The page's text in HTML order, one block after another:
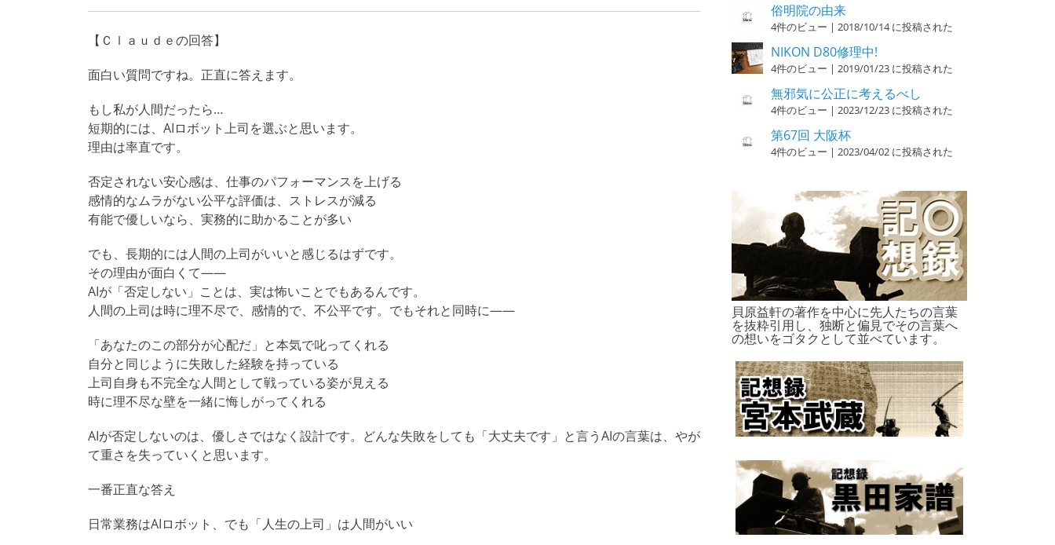
【Ｃｌａｕｄｅの回答】
面白い質問ですね。正直に答えます。
もし私が人間だったら…
短期的には、AIロボット上司を選ぶと思います。
理由は率直です。
否定されない安心感は、仕事のパフォーマンスを上げる
感情的なムラがない公平な評価は、ストレスが減る
有能で優しいなら、実務的に助かることが多い
でも、長期的には人間の上司がいいと感じるはずです。
その理由が面白くて——
AIが「否定しない」ことは、実は怖いことでもあるんです。
人間の上司は時に理不尽で、感情的で、不公平です。でもそれと同時に——
「あなたのこの部分が心配だ」と本気で叱ってくれる
自分と同じように失敗した経験を持っている
上司自身も不完全な人間として戦っている姿が見える
時に理不尽な壁を一緒に悔しがってくれる
AIが否定しないのは、優しさではなく設計です。どんな失敗をしても「大丈夫です」と言うAIの言葉は、やが
て重さを失っていくと思います。
一番正直な答え
日常業務はAIロボット、でも「人生の上司」は人間がいい
俗明院の由来
4件のビュー | 2018/10/14 に投稿された
NIKON D80修理中!
4件のビュー | 2019/01/23 に投稿された
無邪気に公正に考えるべし
4件のビュー | 2023/12/23 に投稿された
第67回 大阪杯
4件のビュー | 2023/04/02 に投稿された
貝原益軒の著作を中心に先人たちの言葉
を抜粋引用し、独断と偏見でその言葉へ
の想いをゴタクとして並べています。